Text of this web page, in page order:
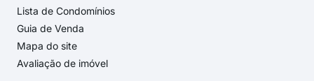
Lista de Condomínios
Guia de Venda
Mapa do site
Avaliação de imóvel